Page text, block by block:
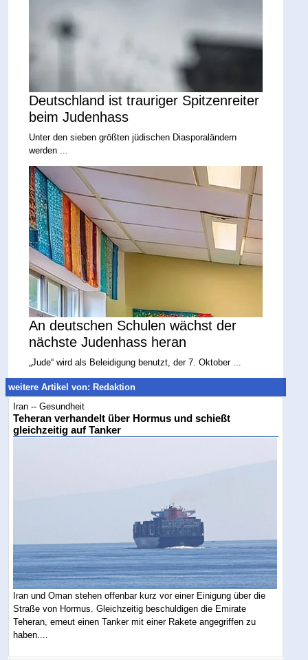
Deutschland ist trauriger Spitzenreiter
beim Judenhass
Unter den sieben größten jüdischen Diasporaländern
werden ...
An deutschen Schulen wächst der
nächste Judenhass heran
„Jude“ wird als Beleidigung benutzt, der 7. Oktober ...
weitere Artikel von: Redaktion
Iran -- Gesundheit
Teheran verhandelt über Hormus und schießt
gleichzeitig auf Tanker
Iran und Oman stehen offenbar kurz vor einer Einigung über die
Straße von Hormus. Gleichzeitig beschuldigen die Emirate
Teheran, erneut einen Tanker mit einer Rakete angegriffen zu
haben....